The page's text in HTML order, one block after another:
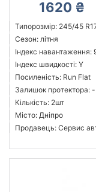
1620 ₴
Типорозмір: 245/45
Сезон: літня
Індекс навантаження:
Індекс швидкості: Y
Посиленість: Run Flat
Залишок протектора: -
Кількість: 2шт
Місто: Дніпро
Продавець: Сервис
Accelera
Barum
Berlin Tires
BFGoodrich
Bridgestone
Ceat
Compasal